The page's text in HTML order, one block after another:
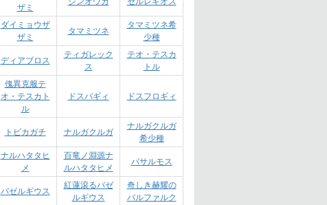
ザミ
ダイミョウザ
ザミ
タマミツネ
タマミツネ希
少種
ディアブロス
ティガレック
ス
テオ・テスカ
トル
傀異克服テ
オ・テスカト
ル
ドスバギィ ドスフロギィ
トビカガチ ナルガクルガ
ナルガクルガ
希少種
ナルハタタヒ
メ
百竜ノ淵源ナ
ルハタタヒメ
バサルモス
バゼルギウス
紅蓮滾るバゼ
ルギウス
奇しき赫耀の
バルファルク